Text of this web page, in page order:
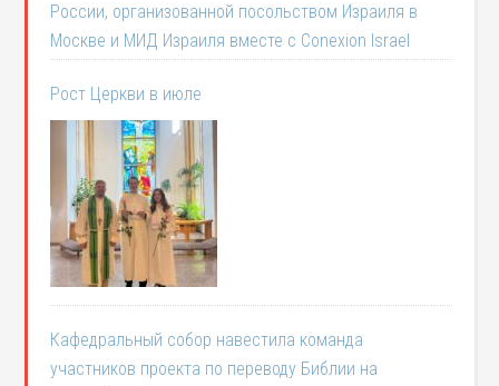
России, организованной посольством Израиля в
Москве и МИД Израиля вместе с Conexion Israel
Рост Церкви в июле
Кафедральный собор навестила команда
участников проекта по переводу Библии на